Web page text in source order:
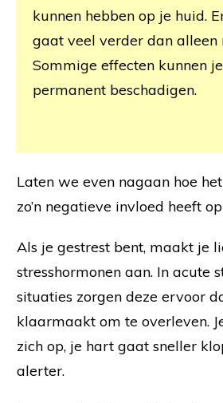
kunnen hebben op je huid.
gaat veel verder dan alleen
Sommige effecten kunnen
permanent beschadigen.
Laten we even nagaan hoe
zo’n negatieve invloed heeft
Als je gestrest bent, maakt je
stresshormonen aan. In acute
situaties zorgen deze ervoor
klaarmaakt om te overleven.
zich op, je hart gaat sneller
alerter.